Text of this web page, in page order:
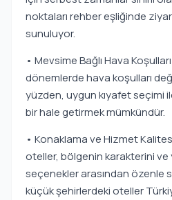
noktaları rehber eşliğinde
sunuluyor.
• Mevsime Bağlı Hava
dönemlerde hava koşulları
yüzden, uygun kıyafet seçimi
bir hale getirmek mümkündür.
• Konaklama ve Hizmet
oteller, bölgenin karakterini ve
seçenekler arasından özenle
küçük şehirlerdeki oteller